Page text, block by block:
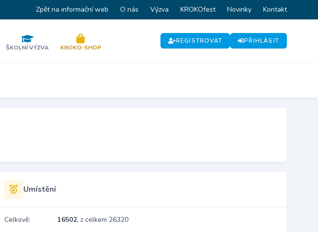
Zpět na informační web O nás Výzva KROKOfest Novinky Kontakt
ŠKOLNÍ VÝZVA KROKO-SHOP
REGISTROVAT PŘIHLÁSIT
Umístění
Celkově: 16502. z celkem 26320